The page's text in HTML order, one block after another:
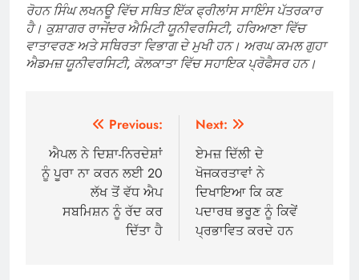
ਰੋਹਨ ਸਿੰਘ ਲਖਨਊ ਵਿੱਚ ਸਥਿਤ ਇੱਕ ਫ੍ਰੀਲਾਂਸ ਸਾਇੰਸ ਪੱਤਰਕਾਰ
ਹੈ। ਕੁਸ਼ਾਗਰ ਰਾਜੇਂਦਰ ਐਮਿਟੀ ਯੂਨੀਵਰਸਿਟੀ, ਹਰਿਆਣਾ ਵਿੱਚ
ਵਾਤਾਵਰਣ ਅਤੇ ਸਥਿਰਤਾ ਵਿਭਾਗ ਦੇ ਮੁਖੀ ਹਨ। ਅਰਘ ਕਮਲ ਗੁਹਾ
ਐਡਮਜ਼ ਯੂਨੀਵਰਸਿਟੀ, ਕੋਲਕਾਤਾ ਵਿੱਚ ਸਹਾਇਕ ਪ੍ਰੋਫੈਸਰ ਹਨ।
navigation
Previous:
ਐਪਲ ਨੇ ਦਿਸ਼ਾ-ਨਿਰਦੇਸ਼ਾਂ
ਨੂੰ ਪੂਰਾ ਨਾ ਕਰਨ ਲਈ 20
ਲੱਖ ਤੋਂ ਵੱਧ ਐਪ
ਸਬਮਿਸ਼ਨ ਨੂੰ ਰੱਦ ਕਰ
ਦਿੱਤਾ ਹੈ
Next:
ਏਮਜ਼ ਦਿੱਲੀ ਦੇ
ਖੋਜਕਰਤਾਵਾਂ ਨੇ
ਦਿਖਾਇਆ ਕਿ ਕਣ
ਪਦਾਰਥ ਭਰੂਣ ਨੂੰ ਕਿਵੇਂ
ਪ੍ਰਭਾਵਿਤ ਕਰਦੇ ਹਨ